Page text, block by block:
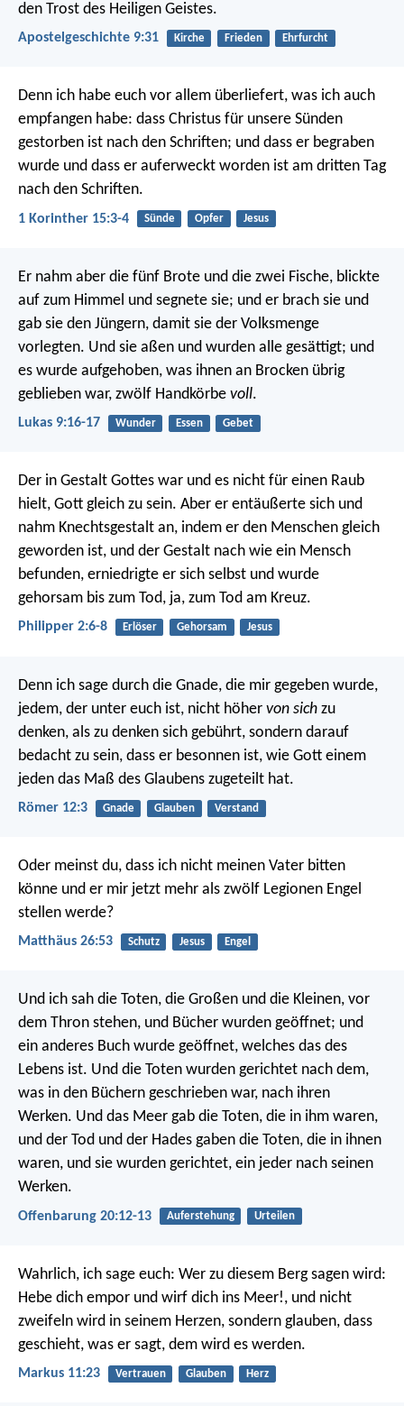
den Trost des Heiligen Geistes.
Apostelgeschichte 9:31 Kirche Frieden Ehrfurcht
Denn ich habe euch vor allem überliefert, was ich auch
empfangen habe: dass Christus für unsere Sünden
gestorben ist nach den Schriften; und dass er begraben
wurde und dass er auferweckt worden ist am dritten Tag
nach den Schriften.
1 Korinther 15:3-4 Sünde Opfer Jesus
Er nahm aber die fünf Brote und die zwei Fische, blickte
auf zum Himmel und segnete sie; und er brach sie und
gab sie den Jüngern, damit sie der Volksmenge
vorlegten. Und sie aßen und wurden alle gesättigt; und
es wurde aufgehoben, was ihnen an Brocken übrig
geblieben war, zwölf Handkörbe voll.
Lukas 9:16-17 Wunder Essen Gebet
Der in Gestalt Gottes war und es nicht für einen Raub
hielt, Gott gleich zu sein. Aber er entäußerte sich und
nahm Knechtsgestalt an, indem er den Menschen gleich
geworden ist, und der Gestalt nach wie ein Mensch
befunden, erniedrigte er sich selbst und wurde
gehorsam bis zum Tod, ja, zum Tod am Kreuz.
Philipper 2:6-8 Erlöser Gehorsam Jesus
Denn ich sage durch die Gnade, die mir gegeben wurde,
jedem, der unter euch ist, nicht höher von sich zu
denken, als zu denken sich gebührt, sondern darauf
bedacht zu sein, dass er besonnen ist, wie Gott einem
jeden das Maß des Glaubens zugeteilt hat.
Römer 12:3 Gnade Glauben Verstand
Oder meinst du, dass ich nicht meinen Vater bitten
könne und er mir jetzt mehr als zwölf Legionen Engel
stellen werde?
Matthäus 26:53 Schutz Jesus Engel
Und ich sah die Toten, die Großen und die Kleinen, vor
dem Thron stehen, und Bücher wurden geöffnet; und
ein anderes Buch wurde geöffnet, welches das des
Lebens ist. Und die Toten wurden gerichtet nach dem,
was in den Büchern geschrieben war, nach ihren
Werken. Und das Meer gab die Toten, die in ihm waren,
und der Tod und der Hades gaben die Toten, die in ihnen
waren, und sie wurden gerichtet, ein jeder nach seinen
Werken.
Offenbarung 20:12-13 Auferstehung Urteilen
Wahrlich, ich sage euch: Wer zu diesem Berg sagen wird:
Hebe dich empor und wirf dich ins Meer!, und nicht
zweifeln wird in seinem Herzen, sondern glauben, dass
geschieht, was er sagt, dem wird es werden.
Markus 11:23 Vertrauen Glauben Herz